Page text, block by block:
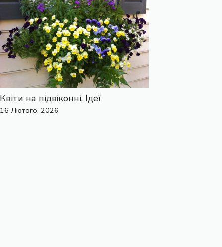
Квіти на підвіконні. Ідеї
16 Лютого, 2026